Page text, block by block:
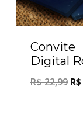
Convite
Digital
R$22,99 R$